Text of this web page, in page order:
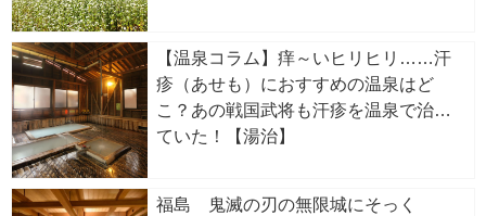
【温泉コラム】痒～いヒリヒリ……汗
疹（あせも）におすすめの温泉はど
こ？あの戦国武将も汗疹を温泉で治し
ていた！【湯治】
福島 鬼滅の刃の無限城にそっく